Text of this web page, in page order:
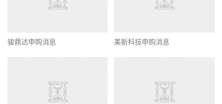
骏鼎达申购消息 美新科技申购消息